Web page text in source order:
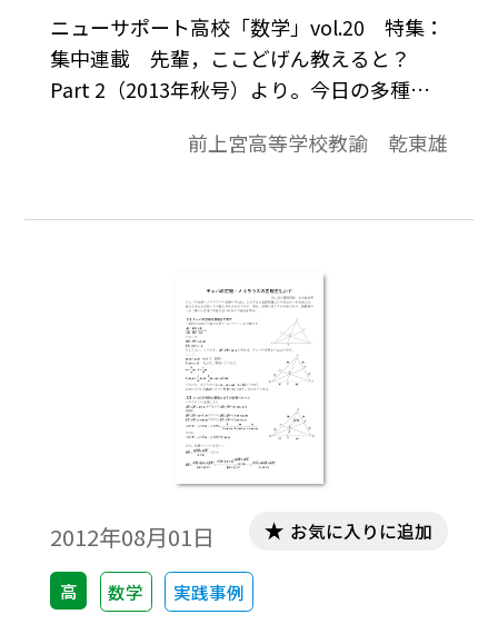
ニューサポート高校「数学」vol.20 特集：
集中連載 先輩，ここどげん教えると？
Part 2（2013年秋号）より。今日の多種多
ちの「もの」に対する考え方や見方は，大
前上宮高等学校教諭 乾東雄
2012年08月01日
高 数学 実践事例
お気に入りに追加